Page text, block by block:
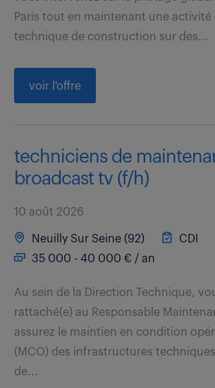
Paris tout en maintenant une activité
technique de construction sur des...
voir l'offre
techniciens de
broadcast tv (f/h)
10 août 2026
Neuilly Sur Seine (92)
CDI
35 000 - 40 000 € / an
Au sein de la Direction Technique,
rattaché(e) au Responsable
assurez le maintien en condition
(MCO) des infrastructures
de...